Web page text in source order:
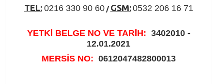
TEL: 0216 330 90 60/GSM:0532 206 16 71
YETKİ BELGE NO VE TARİH: 3402010 -
12.01.2021
MERSİS NO: 0612047482800013